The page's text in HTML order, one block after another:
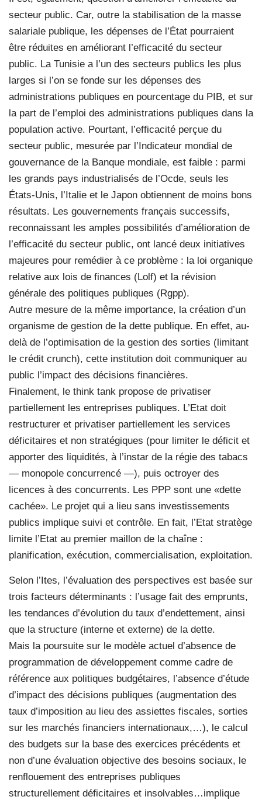
secteur public. Car, outre la stabilisation de la masse
salariale publique, les dépenses de l’État pourraient
être réduites en améliorant l’efficacité du secteur
public. La Tunisie a l’un des secteurs publics les plus
larges si l’on se fonde sur les dépenses des
administrations publiques en pourcentage du PIB, et sur
la part de l’emploi des administrations publiques dans la
population active. Pourtant, l’efficacité perçue du
secteur public, mesurée par l’Indicateur mondial de
gouvernance de la Banque mondiale, est faible : parmi
les grands pays industrialisés de l’Ocde, seuls les
États-Unis, l’Italie et le Japon obtiennent de moins bons
résultats. Les gouvernements français successifs,
reconnaissant les amples possibilités d’amélioration de
l’efficacité du secteur public, ont lancé deux initiatives
majeures pour remédier à ce problème : la loi organique
relative aux lois de finances (Lolf) et la révision
générale des politiques publiques (Rgpp).
Autre mesure de la même importance, la création d’un
organisme de gestion de la dette publique. En effet, au-
delà de l’optimisation de la gestion des sorties (limitant
le crédit crunch), cette institution doit communiquer au
public l’impact des décisions financières.
Finalement, le think tank propose de privatiser
partiellement les entreprises publiques. L’Etat doit
restructurer et privatiser partiellement les services
déficitaires et non stratégiques (pour limiter le déficit et
apporter des liquidités, à l’instar de la régie des tabacs
— monopole concurrencé —), puis octroyer des
licences à des concurrents. Les PPP sont une «dette
cachée». Le projet qui a lieu sans investissements
publics implique suivi et contrôle. En fait, l’Etat stratège
limite l’Etat au premier maillon de la chaîne :
planification, exécution, commercialisation, exploitation.
Selon l’Ites, l’évaluation des perspectives est basée sur
trois facteurs déterminants : l’usage fait des emprunts,
les tendances d’évolution du taux d’endettement, ainsi
que la structure (interne et externe) de la dette.
Mais la poursuite sur le modèle actuel d’absence de
programmation de développement comme cadre de
référence aux politiques budgétaires, l’absence d’étude
d’impact des décisions publiques (augmentation des
taux d’imposition au lieu des assiettes fiscales, sorties
sur les marchés financiers internationaux,…), le calcul
des budgets sur la base des exercices précédents et
non d’une évaluation objective des besoins sociaux, le
renflouement des entreprises publiques
structurellement déficitaires et insolvables…implique